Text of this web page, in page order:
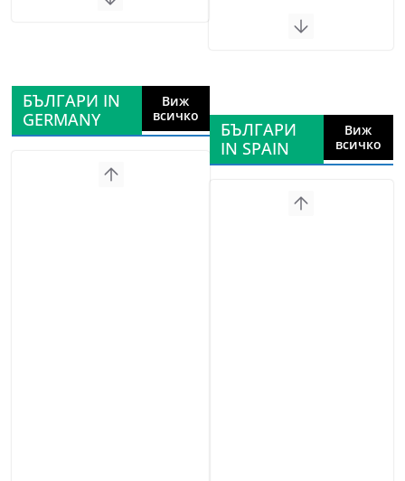
БЪЛГАРИ IN
GERMANY
Виж
всичко
БЪЛГАРИ
IN SPAIN
Виж
всичко